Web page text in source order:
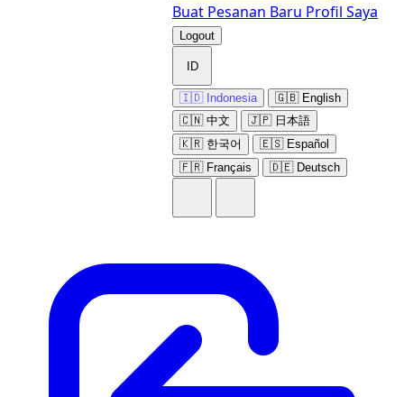
Buat Pesanan Baru Profil Saya
Logout
ID
🇮🇩 Indonesia
🇬🇧 English
🇨🇳 中文
🇯🇵 日本語
🇰🇷 한국어
🇪🇸 Español
🇫🇷 Français
🇩🇪 Deutsch